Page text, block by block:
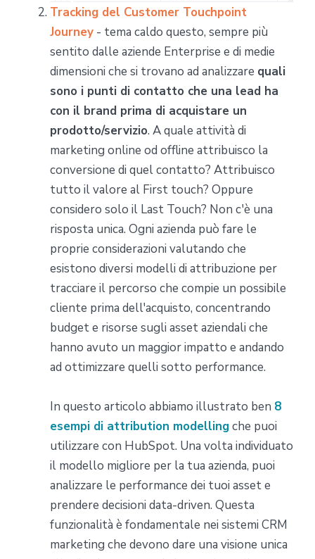
Tracking del Customer Touchpoint
Journey - tema caldo questo, sempre più
sentito dalle aziende Enterprise e di medie
dimensioni che si trovano ad analizzare quali
sono i punti di contatto che una lead ha
con il brand prima di acquistare un
prodotto/servizio. A quale attività di
marketing online od offline attribuisco la
conversione di quel contatto? Attribuisco
tutto il valore al First touch? Oppure
considero solo il Last Touch? Non c'è una
risposta unica. Ogni azienda può fare le
proprie considerazioni valutando che
esistono diversi modelli di attribuzione per
tracciare il percorso che compie un possibile
cliente prima dell'acquisto, concentrando
budget e risorse sugli asset aziendali che
hanno avuto un maggior impatto e andando
ad ottimizzare quelli sotto performance.
In questo articolo abbiamo illustrato ben 8
esempi di attribution modellingche puoi
utilizzare con HubSpot. Una volta individuato
il modello migliore per la tua azienda, puoi
analizzare le performance dei tuoi asset e
prendere decisioni data-driven. Questa
funzionalità è fondamentale nei sistemi CRM
marketing che devono dare una visione unica